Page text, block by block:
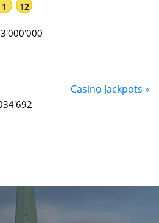
1 12
Casino Jackpots »